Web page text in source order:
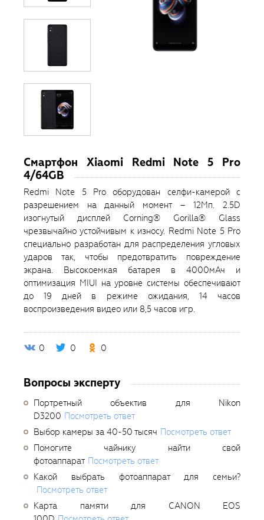
Смартфон Xiaomi Redmi Note 5 Pro
4/64GB
Redmi Note 5 Pro оборудован селфи-камерой с
разрешением на данный момент – 12Мп. 2.5D
изогнутый дисплей Corning® Gorilla® Glass
чрезвычайно устойчивым к износу. Redmi Note 5 Pro
специально разработан для распределения угловых
ударов так, чтобы предотвратить повреждение
экрана. Высокоемкая батарея в 4000мАч и
оптимизация MIUI на уровне системы обеспечивают
до 19 дней в режиме ожидания, 14 часов
воспроизведения видео или 8,5 часов игр.
0 0 0
Вопросы эксперту
Портретный объектив для Nikon
D3200 Посмотреть ответ
Выбор камеры за 40-50 тысяч Посмотреть ответ
Помогите чайнику найти свой
фотоаппарат Посмотреть ответ
Какой выбрать фотоаппарат для семьи?
Посмотреть ответ
Карта памяти для CANON EOS